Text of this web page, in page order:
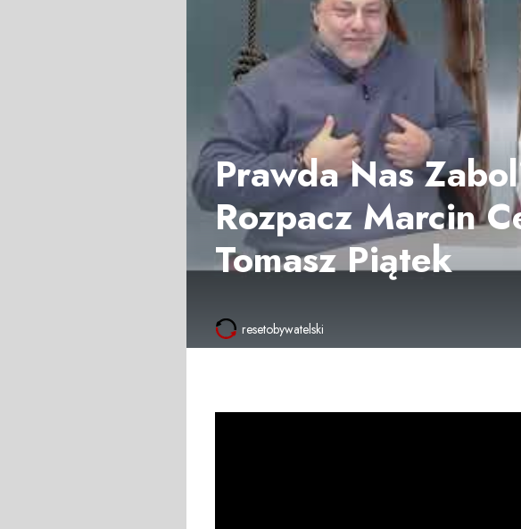
Prawda Nas
Rozpacz Marcin
Tomasz Piątek
resetobywatelski